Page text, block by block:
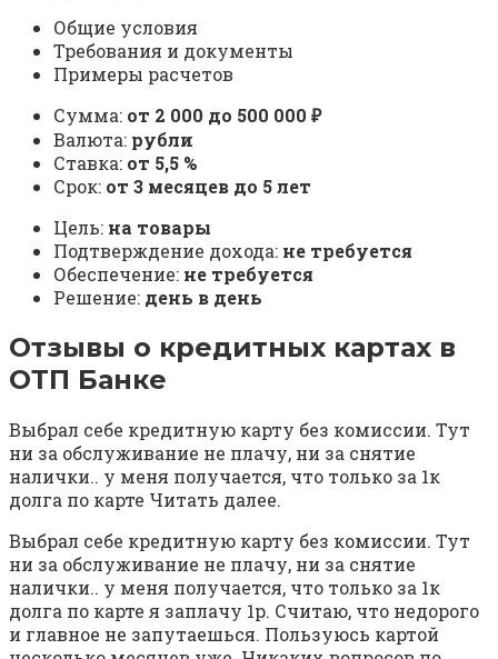
Общие условия
Требования и документы
Примеры расчетов
Сумма: от 2 000 до 500 000 ₽
Валюта: рубли
Ставка: от 5,5 %
Срок: от 3 месяцев до 5 лет
Цель: на товары
Подтверждение дохода: не требуется
Обеспечение: не требуется
Решение: день в день
Отзывы о кредитных картах в
ОТП Банке
Выбрал себе кредитную карту без комиссии. Тут
ни за обслуживание не плачу, ни за снятие
налички.. у меня получается, что только за 1к
долга по карте Читать далее.
Выбрал себе кредитную карту без комиссии. Тут
ни за обслуживание не плачу, ни за снятие
налички.. у меня получается, что только за 1к
долга по карте я заплачу 1р. Считаю, что недорого
и главное не запутаешься. Пользуюсь картой